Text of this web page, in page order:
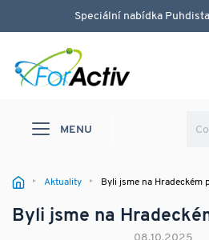
Speciální nabídka
MENU
Aktuality Byli jsme na Hradeckém
Byli jsme na